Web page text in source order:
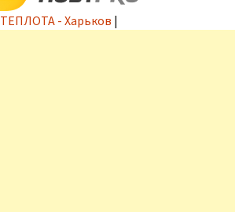
ТЕПЛОТА - Харьков |